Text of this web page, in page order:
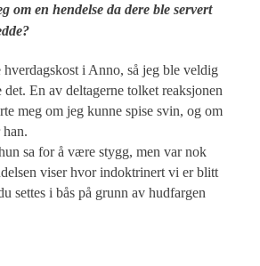
om en hendelse da dere ble servert
i Anno, så jeg ble veldig
En av deltagerne tolket reaksjonen
meg om jeg kunne spise svin, og om
sa for å være stygg, men var nok
viser hvor indoktrinert vi er blitt
settes i bås på grunn av hudfargen